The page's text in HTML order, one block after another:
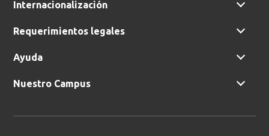
Internacionalización
Requerimientos legales
Ayuda
Nuestro Campus